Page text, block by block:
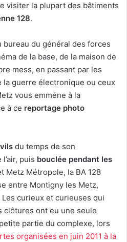
visiter la plupart des bâtiments
128.
du général des forces
de la base, de la maison de
mess, en passant par les
la guerre électronique ou ceux
vous emmène à la
à ce reportage photo
du temps de son
puis bouclée pendant les
Metz Métropole, la BA 128
entre Montigny les Metz,
curieux et curieuses qui
clôtures ont eu une seule
partie du complexe, lors
organisées en juin 2011 à la